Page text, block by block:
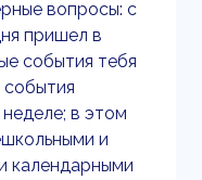
вопросы: с
пришел в
события тебя
события
в этом
и
календарными